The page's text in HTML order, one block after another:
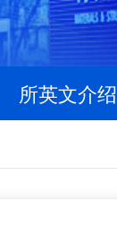
所英文介绍